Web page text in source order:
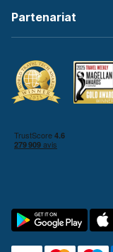
Partenariat